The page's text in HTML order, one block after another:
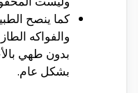
كما ينصح
والفواكه
بدون طهي
بشكل عام.